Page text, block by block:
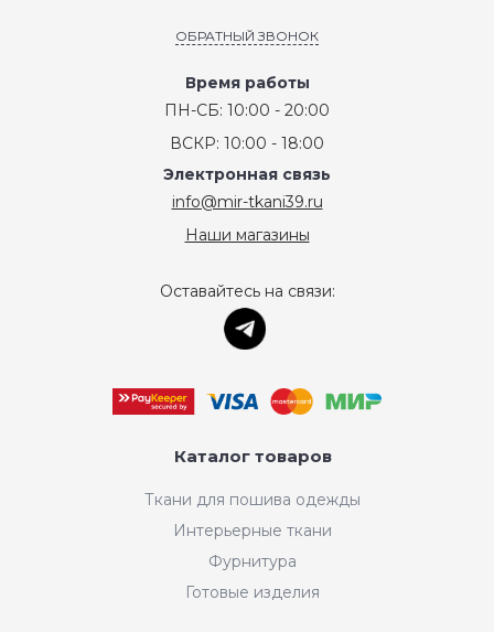
ОБРАТНЫЙ ЗВОНОК
Время работы
ПН-СБ: 10:00 - 20:00
ВСКР: 10:00 - 18:00
Электронная связь
info@mir-tkani39.ru
Наши магазины
Оставайтесь на связи:
Каталог товаров
Ткани для пошива одежды
Интерьерные ткани
Фурнитура
Готовые изделия